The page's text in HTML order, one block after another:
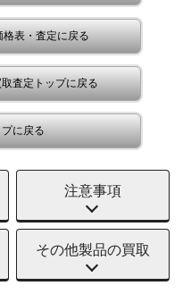
表・査定に戻る
査定トップに戻る
プに戻る
注意事項
その他製品の買取